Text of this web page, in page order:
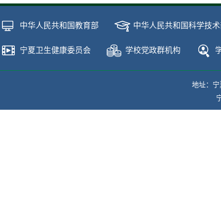
中华人民共和国教育部 中华人民共和国科学技
宁夏卫生健康委员会 学校党政群机构
地址：